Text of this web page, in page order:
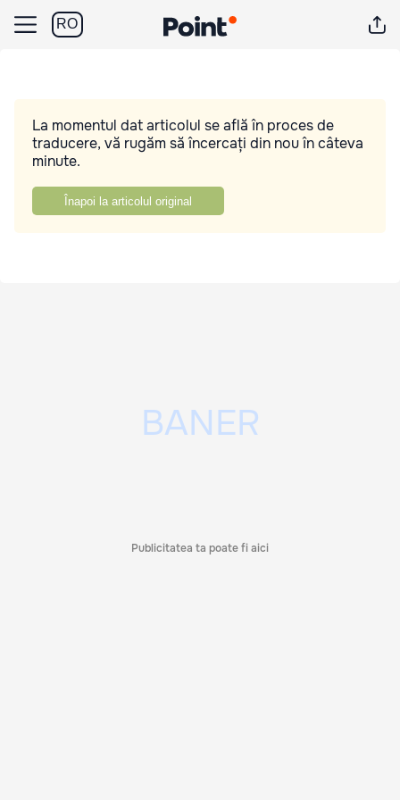
RO
La momentul dat articolul se află în proces de
traducere, vă rugăm să încercați din nou în câteva
minute.
Înapoi la articolul original
Publicitatea ta poate fi aici